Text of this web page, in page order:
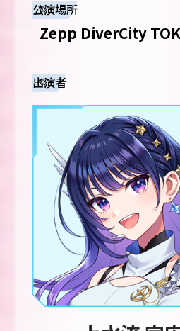
公演場所
Zepp DiverCity
出演者